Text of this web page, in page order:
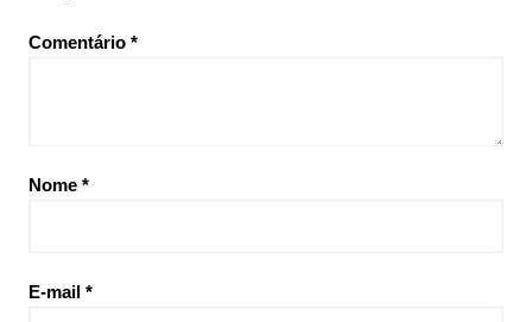
Comentário *
Nome *
E-mail *